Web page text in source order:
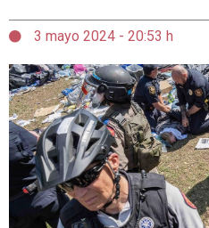
3 mayo 2024 - 20:53 h